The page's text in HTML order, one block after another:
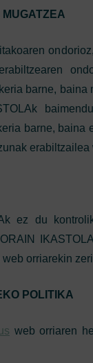
barne,
barne, baina
ez du
orriarekin
POLITIKA
web orriaren